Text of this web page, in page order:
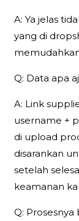
A: Ya jelas
yang di
Q: Data apa
A: Link
username +
di upload
disarankan
setelah
keamanan
Q: Prosesnya